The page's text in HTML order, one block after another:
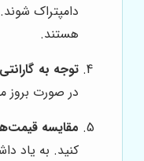
دامپتراک
هستند.
توجه به
در صورت بروز
مقایسه
کنید. به یاد